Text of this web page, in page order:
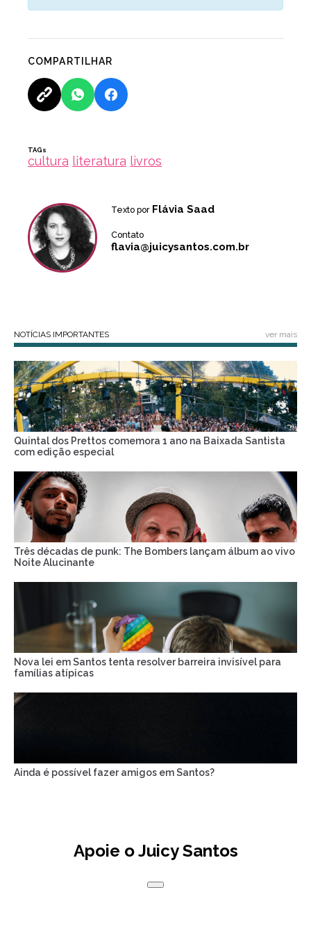
COMPARTILHAR
TAGs
cultura literatura livros
Texto por Flávia Saad
Contato
flavia@juicysantos.com.br
NOTÍCIAS IMPORTANTES ver mais
Quintal dos Prettos comemora 1 ano na Baixada Santista
com edição especial
Três décadas de punk: The Bombers lançam álbum ao vivo
Noite Alucinante
Nova lei em Santos tenta resolver barreira invisível para
famílias atípicas
Ainda é possível fazer amigos em Santos?
Apoie o Juicy Santos